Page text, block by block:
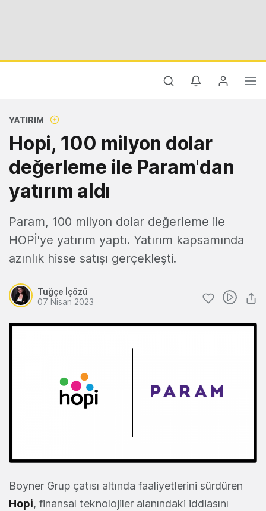
YATIRIM
Hopi, 100 milyon dolar
değerleme ile Param'dan
yatırım aldı
Param, 100 milyon dolar değerleme ile
HOPİ'ye yatırım yaptı. Yatırım kapsamında
azınlık hisse satışı gerçekleşti.
Tuğçe İçözü
07 Nisan 2023
Boyner Grup çatısı altında faaliyetlerini sürdüren
Hopi, finansal teknolojiler alanındaki iddiasını